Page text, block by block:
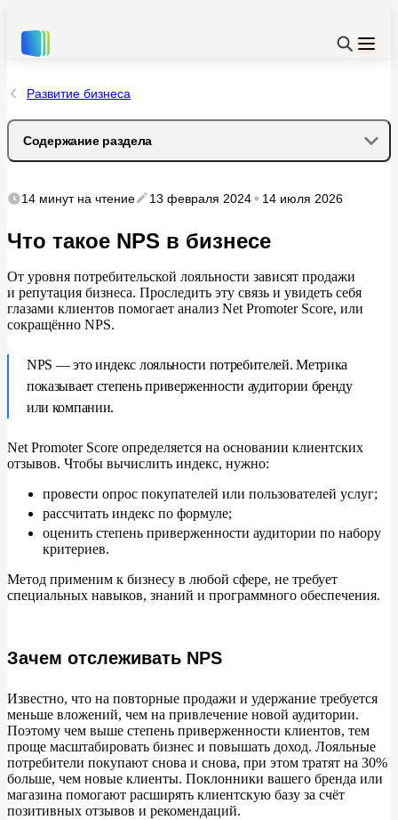
Развитие бизнеса
Содержание раздела
Зачем отслеживать NPS
Как провести NPS-опрос
Оценка в баллах
Комментарий
Как рассчитать NPS
Трактовка результатов
Как увеличить NPS
Нейтралы
Промоутеры
Плюсы и минусы NPS
Внедрение NPS в компании
14 минутна чтение 13 февраля 2024 14 июля 2026
Что такое NPS в бизнесе
От уровня потребительской лояльности зависят продажи
и репутация бизнеса. Проследить эту связь и увидеть себя
глазами клиентов помогает анализ Net Promoter Score, или
сокращённо NPS.
NPS —это индекс лояльности потребителей. Метрика
показывает степень приверженности аудитории бренду
или компании.
Net Promoter Score определяется на основании клиентских
отзывов. Чтобы вычислить индекс, нужно:
провести опрос покупателей или пользователей услуг;
рассчитать индекс по формуле;
оценить степень приверженности аудитории по набору
критериев.
Метод применим к бизнесу в любой сфере, не требует
специальных навыков, знаний и программного обеспечения.
Зачем отслеживать NPS
Известно, что на повторные продажи и удержание требуется
меньше вложений, чем на привлечение новой аудитории.
Поэтому чем выше степень приверженности клиентов, тем
проще масштабировать бизнес и повышать доход. Лояльные
потребители покупают снова и снова, при этом тратят на 30%
больше, чем новые клиенты. Поклонники вашего бренда или
магазина помогают расширять клиентскую базу за счёт
позитивных отзывов и рекомендаций.